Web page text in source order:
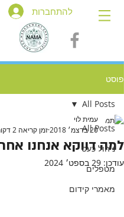
להתחברות
פוסט
All Posts
ניהול כעס
מטפלים
מאמרי קידום
All Posts
למה דווקא אנחנו
עמית לוי
20 בדצמ׳ 2018
זמן קריאה 2 דקות
עודכן: 29 בספט׳ 2024